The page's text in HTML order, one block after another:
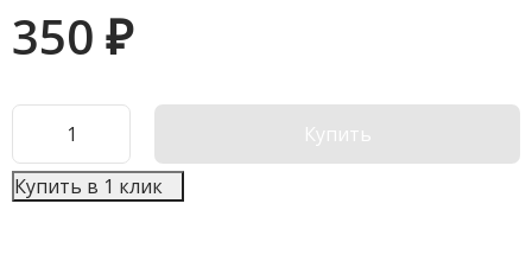
350 ₽
Купить
Купить в 1 клик